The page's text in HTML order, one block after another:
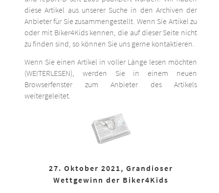
diese Artikel aus unserer Suche in den Archiven der
Anbieter für Sie zusammengestellt. Wenn Sie Artikel zu
oder mit Biker4Kids kennen, die auf dieser Seite nicht
zu finden sind, so können Sie uns gerne kontaktieren.
Wenn Sie einen Artikel in voller Länge lesen möchten
(WEITERLESEN), werden Sie in einem neuen
Browserfenster zum Anbieter des Artikels
weitergeleitet.
27. Oktober 2021, Grandioser
Wettgewinn der Biker4Kids